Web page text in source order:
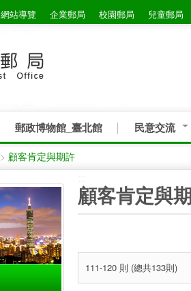
網站導覽 企業郵局 校園郵局 兒童郵局
郵政博物館_臺北館 民意交流
> 顧客肯定與期許
顧客肯定與
111-120 則 (總共133則)